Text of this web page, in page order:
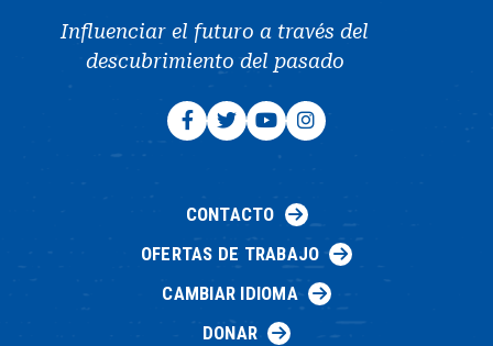
Influenciar el futuro a través del
descubrimiento del pasado
CONTACTO
OFERTAS DE TRABAJO
CAMBIAR IDIOMA
DONAR